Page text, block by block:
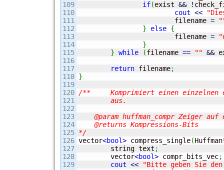
109
110
111
112
113
114
115
116
117
118
119
120
121
122
123
124
125
126
127
128
129
if(exist && !
cout <<
			filename
=
}
else {
			filename
=
}
} while (filename == "" &&
return filename;
}
/**	Komprimiert einen einzelnen einzulesenden Text und gibt deren Kompressionsbits
@param huffman_compr Zeiger auf
    @returns Kompressions-Bits
*/
vector<bool> compress_single(Huffman
	string text
;
	vector
<bool> compr_bits_vec;
cout <<
"Bitte geben Sie